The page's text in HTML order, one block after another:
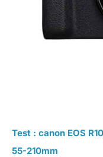
Test : canon EOS
55-210mm